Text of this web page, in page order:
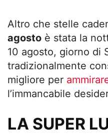
Altro che stelle
agosto è stata la
10 agosto, giorno di
tradizionalmente
migliore per
l’immancabile
LA SUPER